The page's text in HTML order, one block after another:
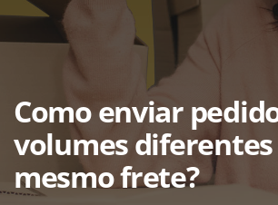
Como enviar
volumes
mesmo frete?